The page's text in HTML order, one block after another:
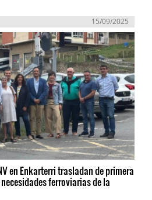
15/09/2025
en Enkarterri trasladan de primera
ferroviarias de la